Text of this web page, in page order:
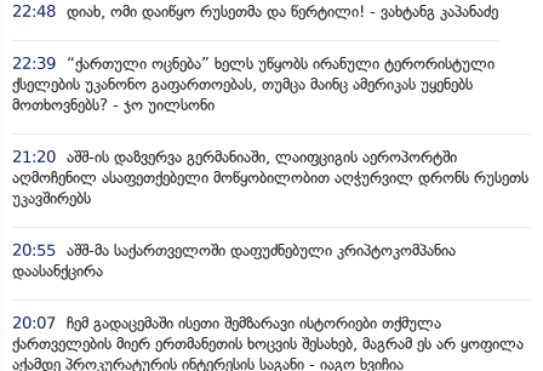
22:48 დიახ, ომი დაიწყო რუსეთმა და წერტილი! - ვახტანგ კაპანაძე
22:39
“ქართული ოცნება” ხელს უწყობს ირანული ტერორისტული
ქსელების უკანონო გაფართოებას, თუმცა მაინც ამერიკას უყენებს
მოთხოვნებს? - ჯო უილსონი
21:20 აშშ-ის დაზვერვა გერმანიაში, ლაიფციგის აეროპორტში
აღმოჩენილ ასაფეთქებელი მოწყობილობით აღჭურვილ დრონს რუსეთს
უკავშირებს
20:55 აშშ-მა საქართველოში დაფუძნებული კრიპტოკომპანია
დაასანქცირა
20:07 ჩემ გადაცემაში ისეთი შემზარავი ისტორიები თქმულა
ქართველების მიერ ერთმანეთის ხოცვის შესახებ, მაგრამ ეს არ ყოფილა
აქამდე პროკურატურის ინტერესის საგანი - იაგო ხვიჩია